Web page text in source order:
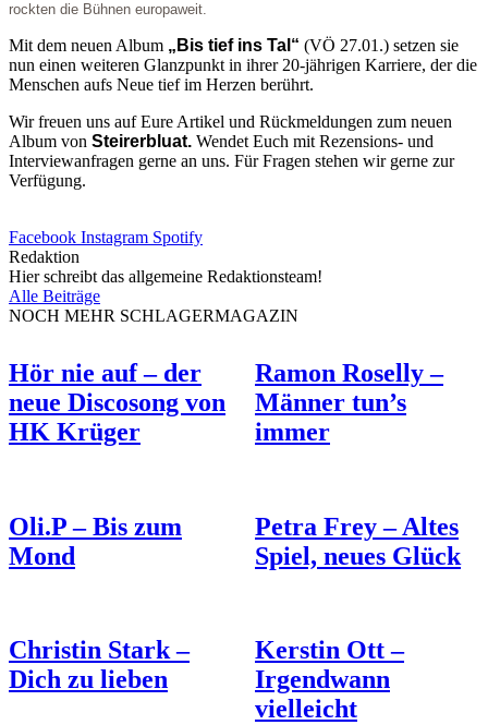
rockten die Bühnen europaweit.
Mit dem neuen Album „Bis tief ins Tal“ (VÖ 27.01.) setzen sie
nun einen weiteren Glanzpunkt in ihrer 20-jährigen Karriere, der die
Menschen aufs Neue tief im Herzen berührt.
Wir freuen uns auf Eure Artikel und Rückmeldungen zum neuen
Album von Steirerbluat. Wendet Euch mit Rezensions- und
Interviewanfragen gerne an uns. Für Fragen stehen wir gerne zur
Verfügung.
Facebook Instagram Spotify
Redaktion
Hier schreibt das allgemeine Redaktionsteam!
Alle Beiträge
NOCH MEHR SCHLAGERMAGAZIN
Hör nie auf – der
neue Discosong von
HK Krüger
Ramon Roselly –
Männer tun’s
immer
Oli.P – Bis zum
Mond
Petra Frey – Altes
Spiel, neues Glück
Christin Stark –
Dich zu lieben
Kerstin Ott –
Irgendwann
vielleicht